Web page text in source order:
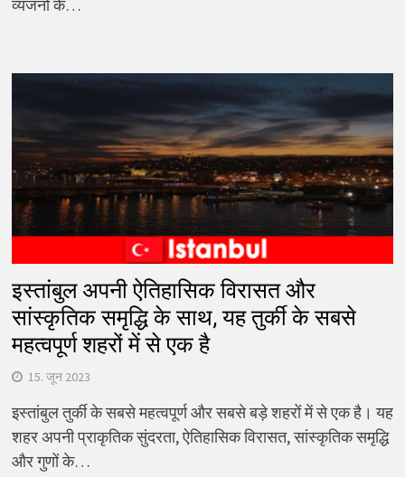
व्यंजनों के…
इस्तांबुल अपनी ऐतिहासिक विरासत और
सांस्कृतिक समृद्धि के साथ, यह तुर्की के सबसे
महत्वपूर्ण शहरों में से एक है
15. जून 2023
इस्तांबुल तुर्की के सबसे महत्वपूर्ण और सबसे बड़े शहरों में से एक है। यह
शहर अपनी प्राकृतिक सुंदरता, ऐतिहासिक विरासत, सांस्कृतिक समृद्धि
और गुणों के…